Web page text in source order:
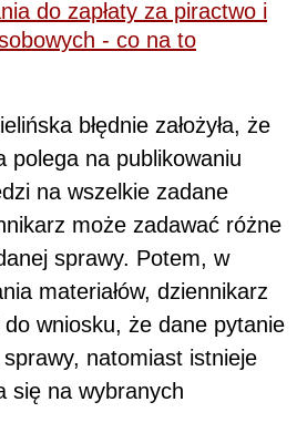
do zapłaty za piractwo i
- co na to
błędnie założyła, że
polega na publikowaniu
na wszelkie zadane
może zadawać różne
sprawy. Potem, w
materiałów, dziennikarz
wniosku, że dane pytanie
sprawy, natomiast istnieje
się na wybranych